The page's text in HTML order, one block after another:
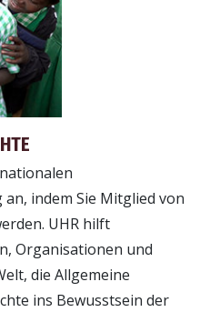
indem Sie Mitglied von
UHR hilft
Organisationen und
die Allgemeine
ins Bewusstsein der